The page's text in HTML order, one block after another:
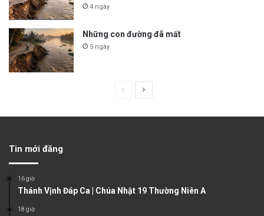
4 ngày
Những con đường đã mất
5 ngày
u
g
Tin mới đăng
16 giờ
Thánh Vịnh Đáp Ca | Chúa Nhật 19 Thường Niên A
18 giờ